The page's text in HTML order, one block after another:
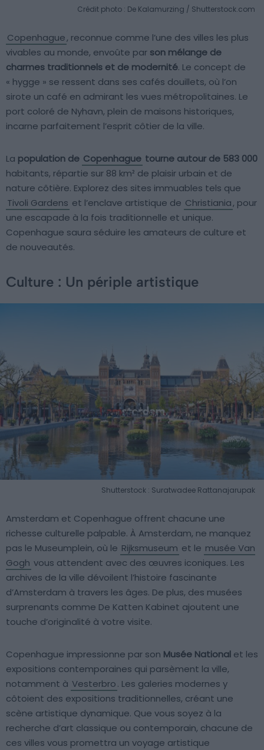
Crédit photo : De Kalamurzing / Shutterstock.com
Copenhague, reconnue comme l’une des villes les plus
vivables au monde, envoûte par son mélange de
charmes traditionnels et de modernité. Le concept de
« hygge » se ressent dans ses cafés douillets, où l’on
sirote un café en admirant les vues métropolitaines. Le
port coloré de Nyhavn, plein de maisons historiques,
incarne parfaitement l’esprit côtier de la ville.
La population de Copenhague tourne autour de 583 000
habitants, répartie sur 88 km² de plaisir urbain et de
nature côtière. Explorez des sites immuables tels que
Tivoli Gardens et l’enclave artistique de Christiania, pour
une escapade à la fois traditionnelle et unique.
Copenhague saura séduire les amateurs de culture et
de nouveautés.
Culture : Un périple artistique
Shutterstock : Suratwadee Rattanajarupak
Amsterdam et Copenhague offrent chacune une
richesse culturelle palpable. À Amsterdam, ne manquez
pas le Museumplein, où le Rijksmuseum et le musée Van
Gogh vous attendent avec des œuvres iconiques. Les
archives de la ville dévoilent l’histoire fascinante
d’Amsterdam à travers les âges. De plus, des musées
surprenants comme De Katten Kabinet ajoutent une
touche d’originalité à votre visite.
Copenhague impressionne par son Musée National et les
expositions contemporaines qui parsèment la ville,
notamment à Vesterbro. Les galeries modernes y
côtoient des expositions traditionnelles, créant une
scène artistique dynamique. Que vous soyez à la
recherche d’art classique ou contemporain, chacune de
ces villes vous promettra un voyage artistique